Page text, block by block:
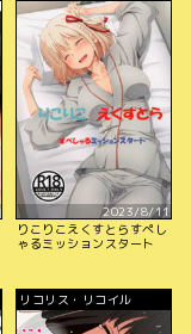
2023/8/11
りこりこえくすとらすぺし
ゃるミッションスタート
リコリス・リコイル